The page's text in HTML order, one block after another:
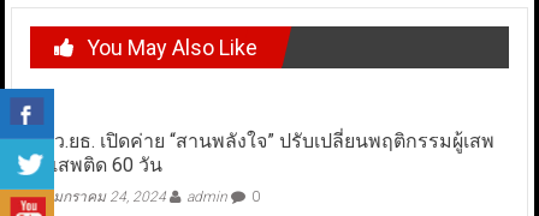
You May Also Like
รมว.ยธ. เปิดค่าย “สานพลังใจ” ปรับเปลี่ยนพฤติกรรมผู้เสพ
ยาเสพติด 60 วัน
มกราคม 24, 2024 admin 0